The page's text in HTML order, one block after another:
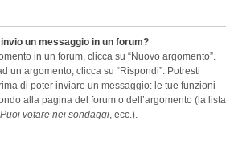
un messaggio in un forum?
in un forum, clicca su “Nuovo argomento”.
un argomento, clicca su “Rispondi”. Potresti
di poter inviare un messaggio: le tue funzioni
alla pagina del forum o dell’argomento (la lista
Puoi votare nei sondaggi, ecc.).